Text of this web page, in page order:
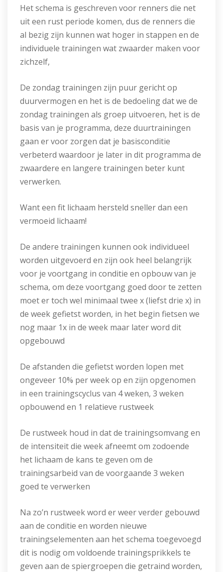
Het schema is geschreven voor renners die net
uit een rust periode komen, dus de renners die
al bezig zijn kunnen wat hoger in stappen en de
individuele trainingen wat zwaarder maken voor
zichzelf,
De zondag trainingen zijn puur gericht op
duurvermogen en het is de bedoeling dat we de
zondag trainingen als groep uitvoeren, het is de
basis van je programma, deze duurtrainingen
gaan er voor zorgen dat je basisconditie
verbeterd waardoor je later in dit programma de
zwaardere en langere trainingen beter kunt
verwerken.
Want een fit lichaam hersteld sneller dan een
vermoeid lichaam!
De andere trainingen kunnen ook individueel
worden uitgevoerd en zijn ook heel belangrijk
voor je voortgang in conditie en opbouw van je
schema, om deze voortgang goed door te zetten
moet er toch wel minimaal twee x (liefst drie x) in
de week gefietst worden, in het begin fietsen we
nog maar 1x in de week maar later word dit
opgebouwd
De afstanden die gefietst worden lopen met
ongeveer 10% per week op en zijn opgenomen
in een trainingscyclus van 4 weken, 3 weken
opbouwend en 1 relatieve rustweek
De rustweek houd in dat de trainingsomvang en
de intensiteit die week afneemt om zodoende
het lichaam de kans te geven om de
trainingsarbeid van de voorgaande 3 weken
goed te verwerken
Na zo’n rustweek word er weer verder gebouwd
aan de conditie en worden nieuwe
trainingselementen aan het schema toegevoegd
dit is nodig om voldoende trainingsprikkels te
geven aan de spiergroepen die getraind worden,